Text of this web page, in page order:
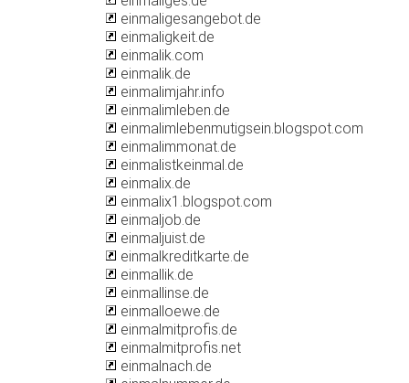
einmaligesangebot.de
einmaligkeit.de
einmalik.com
einmalik.de
einmalimjahr.info
einmalimleben.de
einmalimlebenmutigsein.blogspot.com
einmalimmonat.de
einmalistkeinmal.de
einmalix.de
einmalix1.blogspot.com
einmaljob.de
einmaljuist.de
einmalkreditkarte.de
einmallik.de
einmallinse.de
einmalloewe.de
einmalmitprofis.de
einmalmitprofis.net
einmalnach.de